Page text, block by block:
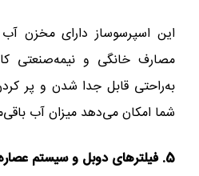
مصارف خانگی و نیمه‌صنعتی
به‌راحتی قابل جدا شدن و پر
شما امکان می‌دهد میزان آب
5. فیلترهای دوبل و سیستم عصاره‌گیری پیشرفته